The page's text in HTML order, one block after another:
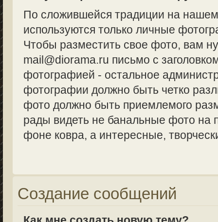
По сложившейся традиции на
используются только личные
Чтобы разместить свое фото, вам
mail@diorama.ru письмо с
фотографией - остальное
фотографии должно быть четко
фото должно быть приемлемого
рады видеть не банальные фото на
фоне ковра, а интересные,
Создание сообщений